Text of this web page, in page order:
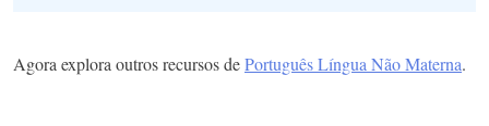
Agora explora outros recursos dePortuguês Língua Não Materna.